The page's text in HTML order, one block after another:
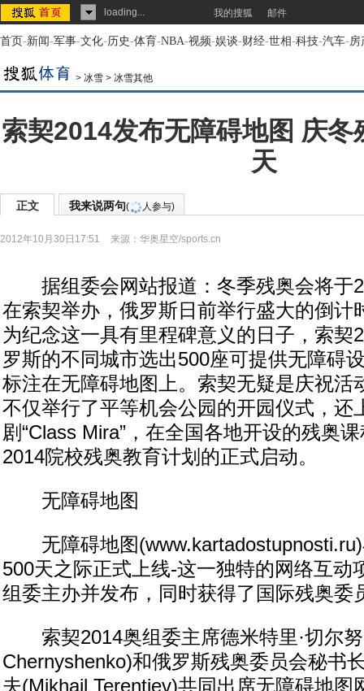
loading... 我的搜狐 邮件
首页-新闻-军事-文化-历史-体育-NBA-视频-娱谈-财经-世相-科技-汽车-房
> 冰雪 > 冰雪其他
索契2014发布无障碍地图 庆冬
天
正文 我来说两句( 人参与)
2012年10月30日17:51 来源： 华奥星空/sports.cn
据组委会网站报道：冬季残奥会将于
在索契举办，俄罗斯日前举行盛大的倒计
为纪念这一具有里程碑意义的日子，索契
罗斯的不同城市选出500座可提供无障碍
标注在无障碍地图上。索契无疑是庆祝活
不仅举行了平等机会公园的开园仪式，还
剧“Class Mira”，在全国各地开设的残奥
2014院校残奥教育计划的正式启动。
无障碍地图
无障碍地图(www.kartadostupnosti.ru)
500天之际正式上线-这一独特的网络互动
组委主办并发布，同时获得了国际残奥委
索契2014奥组委主席德米特里·切尔努
Chernyshenko)和俄罗斯残奥委员会秘书
夫(Mikhail Terentiev)共同出席无障碍地图